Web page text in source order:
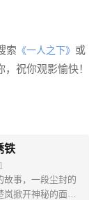
索 《一人之下》 或
祝你观影愉快！
铁
故事，一段尘封的
岚掀开神秘的面